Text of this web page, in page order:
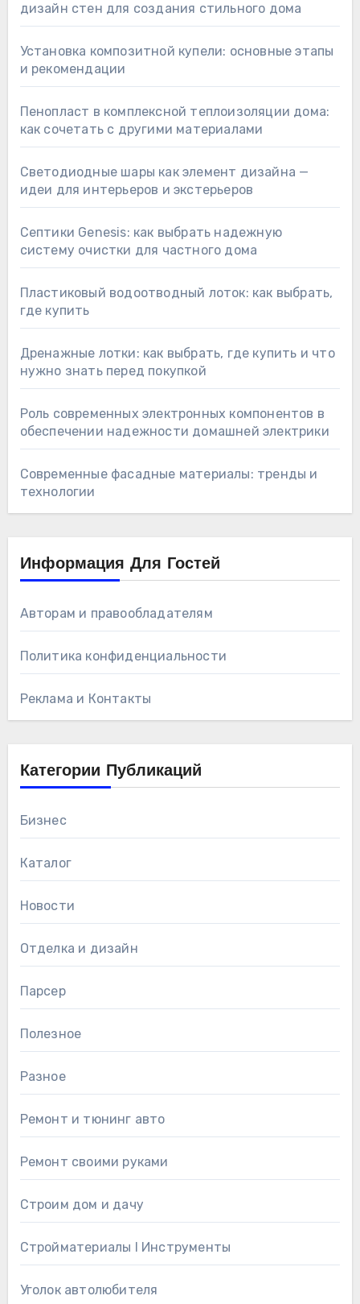
дизайн стен для создания стильного дома
Установка композитной купели: основные этапы
и рекомендации
Пенопласт в комплексной теплоизоляции дома:
как сочетать с другими материалами
Светодиодные шары как элемент дизайна —
идеи для интерьеров и экстерьеров
Септики Genesis: как выбрать надежную
систему очистки для частного дома
Пластиковый водоотводный лоток: как выбрать,
где купить
Дренажные лотки: как выбрать, где купить и что
нужно знать перед покупкой
Роль современных электронных компонентов в
обеспечении надежности домашней электрики
Современные фасадные материалы: тренды и
технологии
Информация Для Гостей
Авторам и правообладателям
Политика конфиденциальности
Реклама и Контакты
Категории Публикаций
Бизнес
Каталог
Новости
Отделка и дизайн
Парсер
Полезное
Разное
Ремонт и тюнинг авто
Ремонт своими руками
Строим дом и дачу
Стройматериалы l Инструменты
Уголок автолюбителя